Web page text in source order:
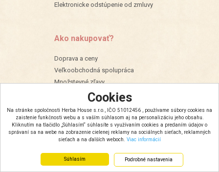
Cookies
Na stránke spoločnosti Herba House s.r.o., IČO 51012456 , používame súbory cookies na
zaistenie funkčnosti webu a s vaším súhlasom aj na personalizáciu jeho obsahu.
Kliknutím na tlačidlo „Súhlasím“ súhlasíte s využívaním cookies a predaním údajov o
správaní sa na webe na zobrazenie cielenej reklamy na sociálnych sieťach, reklamných
sieťach a na ďalších weboch. Viac informácií
Súhlasím Podrobné nastavenia
Elektronicke odstúpenie od zmluvy
Ako nakupovať?
Doprava a ceny
Veľkoobchodná spolupráca
Množstevné zľavy